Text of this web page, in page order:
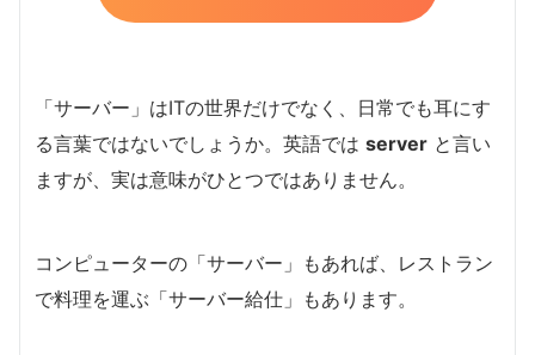
「サーバー」はITの世界だけでなく、日常でも耳にす
る言葉ではないでしょうか。 英語では server と言い
ますが、実は意味がひとつではありません。
コンピューターの「サーバー」もあれば、レストラン
で料理を運ぶ「サーバー給仕」もあります。